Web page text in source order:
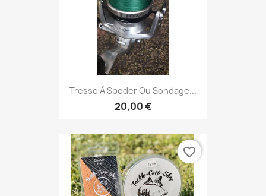
Tresse À Spoder Ou Sondage...
20,00 €
favorite_border